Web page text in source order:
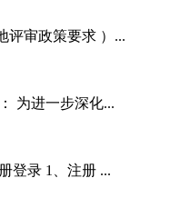
评审政策要求 ）...
为进一步深化...
登录 1、注册 ...